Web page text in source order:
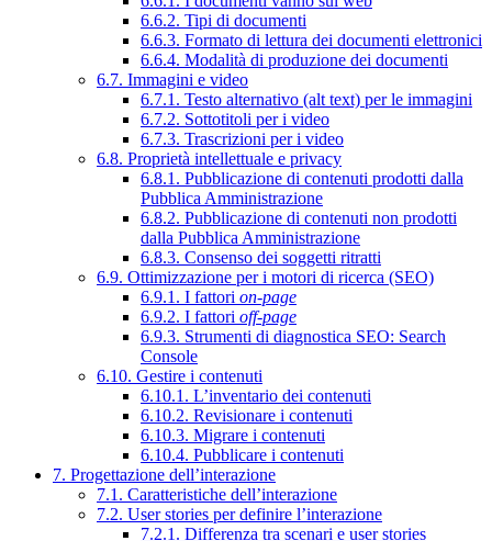
6.6.2. Tipi di documenti
6.6.3. Formato di lettura dei documenti elettronici
6.6.4. Modalità di produzione dei documenti
6.7. Immagini e video
6.7.1. Testo alternativo (alt text) per le immagini
6.7.2. Sottotitoli per i video
6.7.3. Trascrizioni per i video
6.8. Proprietà intellettuale e privacy
6.8.1. Pubblicazione di contenuti prodotti dalla
Pubblica Amministrazione
6.8.2. Pubblicazione di contenuti non prodotti
dalla Pubblica Amministrazione
6.8.3. Consenso dei soggetti ritratti
6.9. Ottimizzazione per i motori di ricerca (SEO)
6.9.1. I fattori on-page
6.9.2. I fattori off-page
6.9.3. Strumenti di diagnostica SEO: Search
Console
6.10. Gestire i contenuti
6.10.1. L’inventario dei contenuti
6.10.2. Revisionare i contenuti
6.10.3. Migrare i contenuti
6.10.4. Pubblicare i contenuti
7. Progettazione dell’interazione
7.1. Caratteristiche dell’interazione
7.2. User stories per definire l’interazione
7.2.1. Differenza tra scenari e user stories